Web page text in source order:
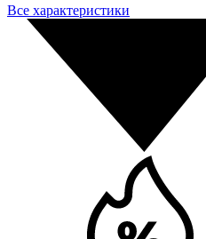
Все характеристики